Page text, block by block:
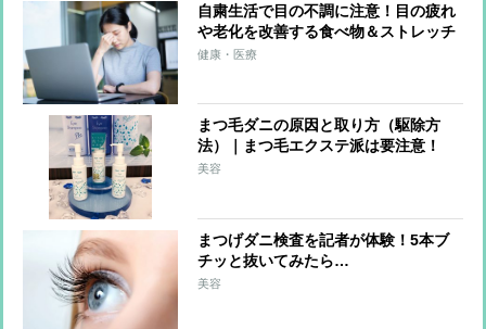
自粛生活で目の不調に注意！目の疲れ
や老化を改善する食べ物＆ストレッチ
健康・医療
まつ毛ダニの原因と取り方（駆除方
法）｜まつ毛エクステ派は要注意！
美容
まつげダニ検査を記者が体験！5本ブ
チッと抜いてみたら…
美容